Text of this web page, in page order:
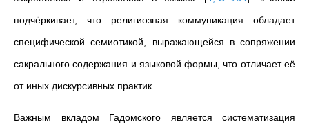
подчёркивает, что религиозная коммуникация обладает
специфической семиотикой, выражающейся в сопряжении
сакрального содержания и языковой формы, что отличает её
от иных дискурсивных практик.
Важным вкладом Гадомского является систематизация